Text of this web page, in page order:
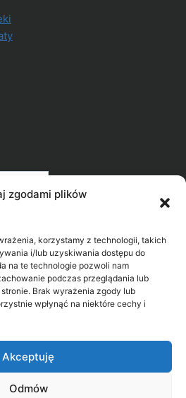
zgodami plików
korzystamy z technologii, takich
i/lub uzyskiwania dostępu do
na te technologie pozwoli nam
podczas przeglądania lub
Brak wyrażenia zgody lub
wpłynąć na niektóre cechy i
Akceptuję
Odmów
REGION